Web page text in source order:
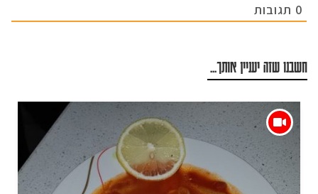
0 תגובות
חשבנו שזה יעניין אותך...